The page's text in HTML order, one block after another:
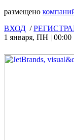
размещено
ВХОД /
1 января, ПН | 00:00